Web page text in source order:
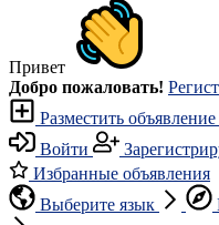
Привет
Добро пожаловать!
Разместить объявление
Войти
Избранные объявления
Выберите язык